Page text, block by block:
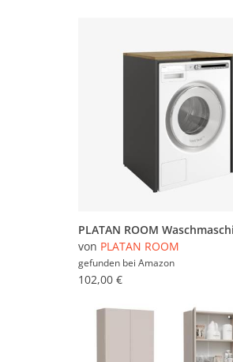
von PLATAN ROOM
gefunden bei Amazon
102,00 €